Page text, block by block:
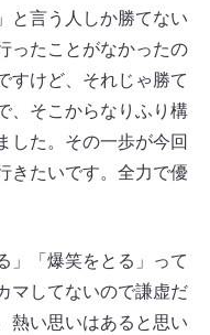
と言う人しか勝てない
ったことがなかったの
すけど、それじゃ勝て
、そこからなりふり構
した。その一歩が今回
きたいです。全力で優
」「爆笑をとる」って
マしてないので謙虚だ
熱い思いはあると思い